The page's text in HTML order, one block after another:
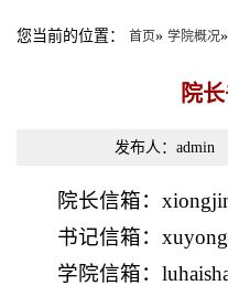
您当前的位置： 首页» 学院概况
院
发布人：admin
院长信箱：
书记信箱：
学院信箱：